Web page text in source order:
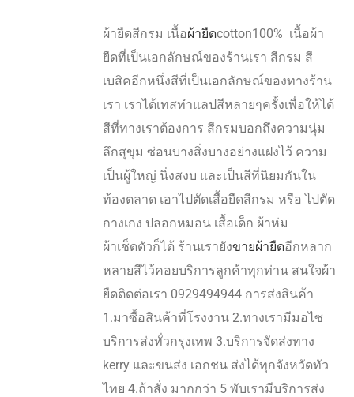
ผ้ายืดสีกรม เนื้อผ้ายืดcotton100% เนื้อผ้า
ยืดที่เป็นเอกลักษณ์ของร้านเรา สีกรม สี
เบสิคอีกหนึ่งสีที่เป็นเอกลักษณ์ของทางร้าน
เรา เราได้เทสทำแลปสีหลายๆครั้งเพื่อให้ได้
สีที่ทางเราต้องการ สีกรมบอกถึงความนุ่ม
ลึกสุขุม ซ่อนบางสิ่งบางอย่างแฝงไว้ ความ
เป็นผู้ใหญ่ นิ่งสงบ และเป็นสีที่นิยมกันใน
ท้องตลาด เอาไปตัดเสื้อยืดสีกรม หรือ ไปตัด
กางเกง ปลอกหมอน เสื้อเด็ก ผ้าห่ม
ผ้าเช็ดตัวก็ได้ ร้านเรายังขายผ้ายืดอีกหลาก
หลายสีไว้คอยบริการลูกค้าทุกท่าน สนใจผ้า
ยืดติดต่อเรา 0929494944 การส่งสินค้า
1.มาซื้อสินค้าที่โรงงาน 2.ทางเรามีมอไซ
บริการส่งทั่วกรุงเทพ 3.บริการจัดส่งทาง
kerry และขนส่ง เอกชน ส่งได้ทุกจังหวัดทัว
ไทย 4.ถ้าสั่ง มากกว่า 5 พับเรามีบริการส่ง